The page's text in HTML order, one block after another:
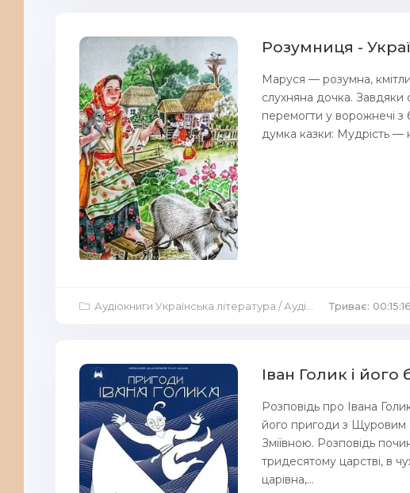
Розумниця -
Маруся — розумна,
слухняна дочка. Завдяки
перемогти у ворожнечі з
думка казки: Мудрість —
Аудіокниги Українська література /Аудіокниги Казка Триває: 00:15:16
Іван Голик і його
Розповідь про Івана
його пригоди з Щуровим
Зміївною. Розповідь
тридесятому царстві, в
царівна,...